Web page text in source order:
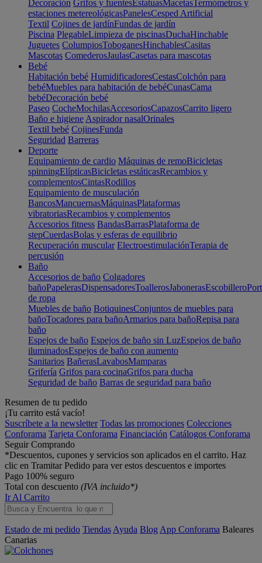
Decoración Grifos y fuentesEstatuasMacetasTermómetros y
estaciones metereológicasPanelesCesped Artificial
Textil Cojines de jardínFundas de jardín
Piscina PlegableLimpieza de piscinasDuchaHinchable
Juguetes ColumpiosToboganesHinchablesCasitas
Mascotas ComederosJaulasCasetas para mascotas
Bebé
Habitación bebé HumidificadoresCestasColchón para
bebéMuebles para habitación de bebéCunasCama
bebéDecoración bebé
Paseo CocheMochilasAccesoriosCapazosCarrito ligero
Baño e higiene Aspirador nasalOrinales
Textil bebé CojinesFunda
Seguridad Barreras
Deporte
Equipamiento de cardio Máquinas de remoBicicletas
spinningElípticasBicicletas estáticasRecambios y
complementosCintasRodillos
Equipamiento de musculación
BancosMancuernasMáquinasPlataformas
vibratoriasRecambios y complementos
Accesorios fitness BandasBarrasPlataforma de
stepCuerdasBolas y esferas de equilibrio
Recuperación muscular ElectroestimulaciónTerapia de
percusión
Baño
Accesorios de baño Colgadores
bañoPapelerasDispensadoresToallerosJabonerasEscobillero
de ropa
Muebles de baño BotiquinesConjuntos de muebles para
bañoTocadores para bañoArmarios para bañoRepisa para
baño
Espejos de baño Espejos de baño sin LuzEspejos de baño
iluminadosEspejos de baño con aumento
Sanitarios BañerasLavabosMamparas
Grifería Grifos para cocinaGrifos para ducha
Seguridad de baño Barras de seguridad para baño
Resumen de tu pedido
¡Tu carrito está vacío!
Suscríbete a la newsletter Todas las promociones Colecciones
Conforama Tarjeta Conforama Financiación Catálogos Conforama
Seguir Comprando
*Descuentos, cupones y servicios son aplicados en el carrito. Haz
clic en Tramitar Pedido para ver estos descuentos e importes
Pago 100% seguro
Total con descuento (IVA incluido*)
Ir Al Carrito
Estado de mi pedido Tiendas Ayuda Blog App Conforama Baleares
Canarias